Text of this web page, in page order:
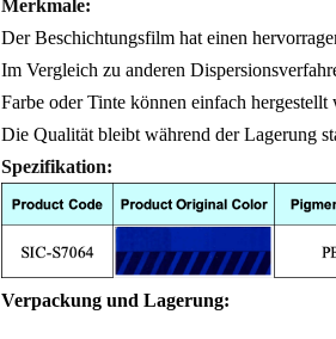
Merkmale:
Der Beschichtungsfilm hat einen
Im Vergleich zu anderen
Farbe oder Tinte können einfach
Die Qualität bleibt während der Lagerung
Spezifikation:
Verpackung und Lagerung: